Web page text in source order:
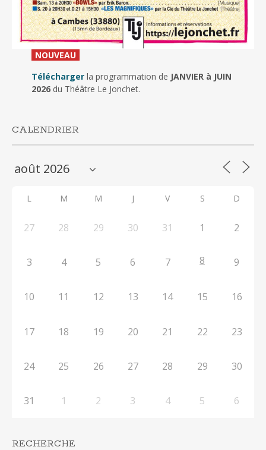
NOUVEAU_
Télécharger la programmation de JANVIER à JUIN
2026du Théâtre Le Jonchet.
CALENDRIER
L M M J V S D
27 28 29 30 31 1 2
3 4 5 6 7 8 9
10 11 12 13 14 15 16
17 18 19 20 21 22 23
24 25 26 27 28 29 30
31 1 2 3 4 5 6
RECHERCHE